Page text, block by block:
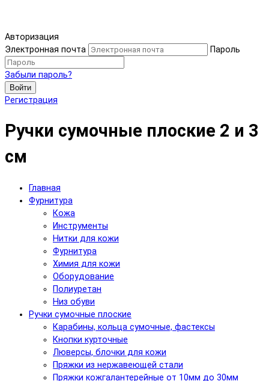
Авторизация
Электронная почта
Пароль
Забыли пароль?
Войти
Регистрация
Ручки сумочные плоские 2 и 3
см
Главная
Фурнитура
Кожа
Инструменты
Нитки для кожи
Фурнитура
Химия для кожи
Оборудование
Полиуретан
Низ обуви
Ручки сумочные плоские
Карабины, кольца сумочные, фастексы
Кнопки курточные
Люверсы, блочки для кожи
Пряжки из нержавеющей стали
Пряжки кожгалантерейные от 10мм до 30мм